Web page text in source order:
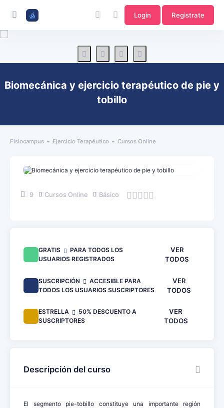
Login Registrate
Biomecánica y ejercicio terapéutico de pie y
tobillo
Fisiocampus Ejercicio Terapéutico Cursos Online
9 Cursos Online Básico
GRATIS
PARA TODOS LOS
USUARIOS REGISTRADOS
VER
TODOS
SUSCRIPCIÓN
ACCESIBLE PARA
TODOS LOS USUARIOS SUSCRIPTORES
VER
TODOS
ESTRELLA
50% DESCUENTO A
SUSCRIPTORES
VER
TODOS
Descripción del curso
El segmento pie-tobillo constituye una importante región